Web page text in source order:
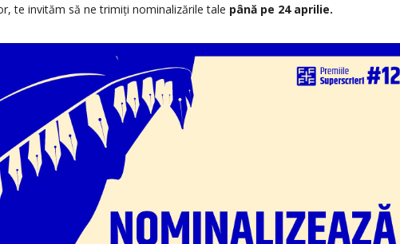
te invităm să ne trimiți nominalizările tale până pe 24 aprilie.